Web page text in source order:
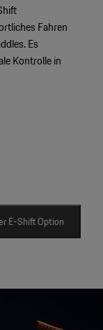
Fahren
Es
Kontrolle in
E-Shift Option